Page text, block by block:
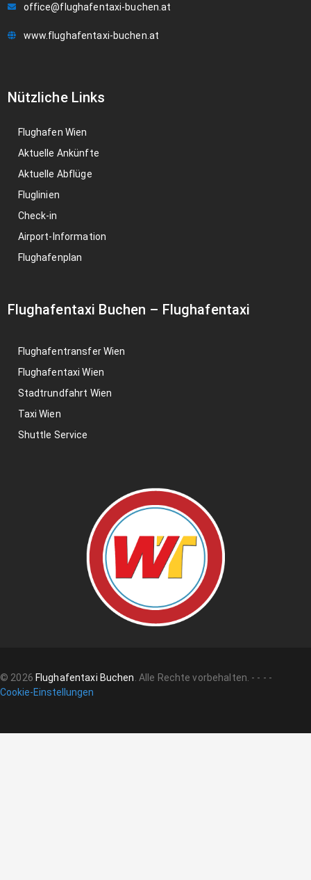
office@flughafentaxi-buchen.at
www.flughafentaxi-buchen.at
Nützliche Links
Flughafen Wien
Aktuelle Ankünfte
Aktuelle Abflüge
Fluglinien
Check-in
Airport-Information
Flughafenplan
Flughafentaxi Buchen – Flughafentaxi
Flughafentransfer Wien
Flughafentaxi Wien
Stadtrundfahrt Wien
Taxi Wien
Shuttle Service
© 2026 Flughafentaxi Buchen. Alle Rechte vorbehalten. - - - -
Cookie-Einstellungen